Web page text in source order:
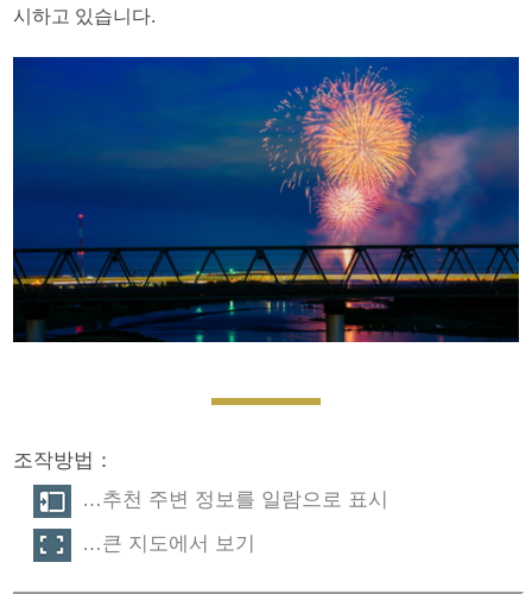
시하고 있습니다.
조작방법：
…추천 주변 정보를 일람으로 표시
…큰 지도에서 보기